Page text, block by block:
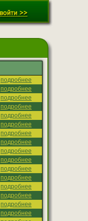
подробнее
подробнее
подробнее
подробнее
подробнее
подробнее
подробнее
подробнее
подробнее
подробнее
подробнее
подробнее
подробнее
подробнее
подробнее
подробнее